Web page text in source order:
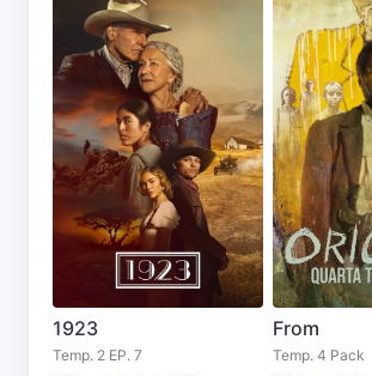
1923
Temp. 2 EP. 7
From
Temp. 4 Pack